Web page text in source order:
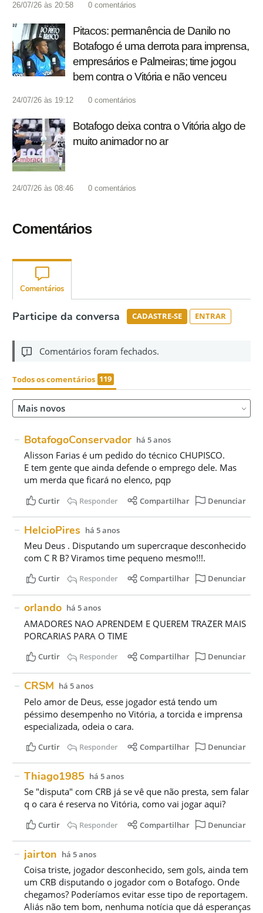
26/07/26 às 20:58 0 comentários
Pitacos: permanência de Danilo no
Botafogo é uma derrota para imprensa,
empresários e Palmeiras; time jogou
bem contra o Vitória e não venceu
24/07/26 às 19:12 0 comentários
Botafogo deixa contra o Vitória algo de
muito animador no ar
24/07/26 às 08:46 0 comentários
Comentários